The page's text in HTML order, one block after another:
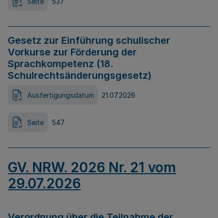
Gesetz zur Einführung schulischer
Vorkurse zur Förderung der
Sprachkompetenz (18.
Schulrechtsänderungsgesetz)
Ausfertigungsdatum 21.07.2026
Seite 547
GV. NRW. 2026 Nr. 21 vom
29.07.2026